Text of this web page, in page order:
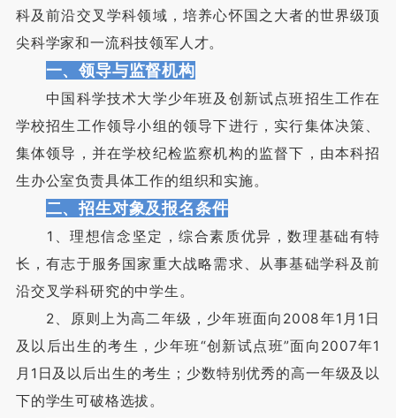
科及前沿交叉学科领域，培养心怀国之大者的世界级顶
尖科学家和一流科技领军人才。
一、领导与监督机构
中国科学技术大学少年班及创新试点班招生工作在
学校招生工作领导小组的领导下进行，实行集体决策、
集体领导，并在学校纪检监察机构的监督下，由本科招
生办公室负责具体工作的组织和实施。
二、招生对象及报名条件
1、理想信念坚定，综合素质优异，数理基础有特
长，有志于服务国家重大战略需求、从事基础学科及前
沿交叉学科研究的中学生。
2、原则上为高二年级，少年班面向2008年1月1日
及以后出生的考生，少年班“创新试点班”面向2007年1
月1日及以后出生的考生；少数特别优秀的高一年级及以
下的学生可破格选拔。